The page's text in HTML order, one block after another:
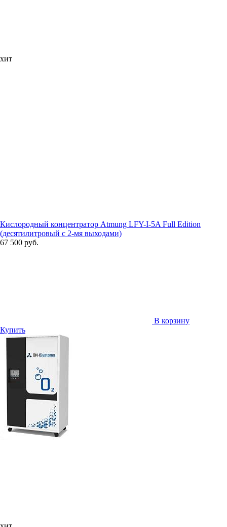
хит
Кислородный концентратор Atmung LFY-I-5A Full Edition
(десятилитровый с 2-мя выходами)
67 500 руб.
В корзину
Купить